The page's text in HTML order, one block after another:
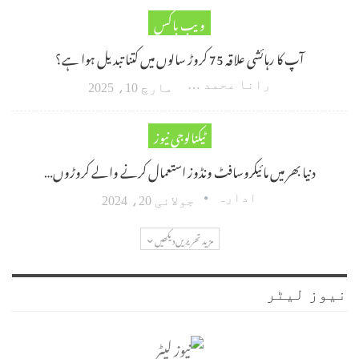
ویب باکس
آپ کا رہائشی علاقہ 75 کروڑ سالوں میں کتنا تبدیل ہوا ہے؟
رانا محمد امین اکبر مارچ 10، 2025
ٹیکنالوجی نیوز
دنیا بھر میں مائیکروسافٹ ونڈوز استعمال کرنے والے کروڑوں…
ادارہ جولائی 20، 2024
مزید تحریریں دیکھیں
نیوز لیٹر